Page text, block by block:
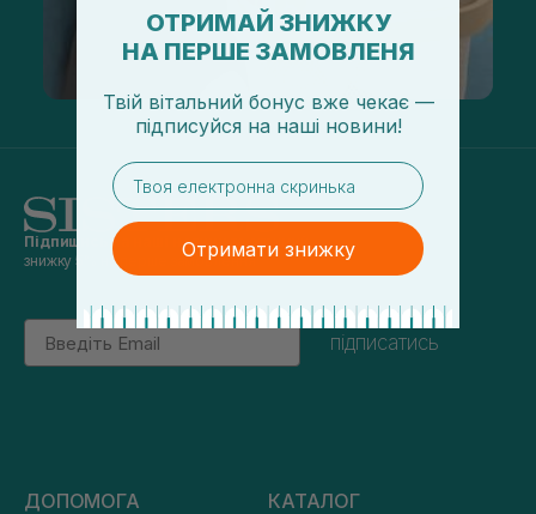
Підпишись на наші новинита отримуй
знижку 5% на перше замовлення
Email
підписатись
ДОПОМОГА КАТАЛОГ
ОТРИМАЙ ЗНИЖКУ
НА ПЕРШЕ ЗАМОВЛЕНЯ
Твій вітальний бонус вже чекає —
підписуйся на наші новини!
email
Отримати знижку